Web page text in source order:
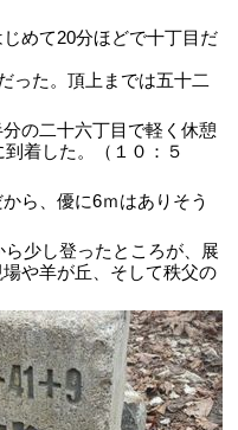
めて20分ほどで十丁目だ
った。頂上までは五十二
の二十六丁目で軽く休憩
着した。（１０：５
ら、優に6ｍはありそう
少し登ったところが、展
や羊が丘、そして秩父の